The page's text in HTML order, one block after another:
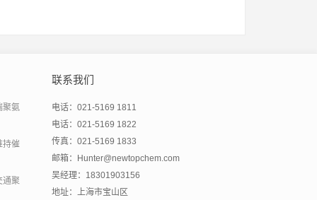
聚氨
持催
通聚
联系我们
电话：021-5169 1811
电话：021-5169 1822
传真：021-5169 1833
邮箱：Hunter@newtopchem.com
吴经理：18301903156
地址：上海市宝山区